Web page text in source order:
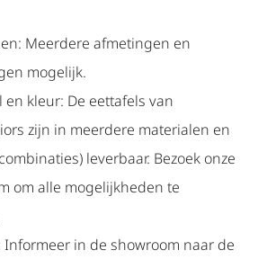
Meerdere afmetingen en
mogelijk.
en kleur: De eettafels van
zijn in meerdere materialen en
leverbaar. Bezoek onze
om alle mogelijkheden te
Informeer in de showroom naar de